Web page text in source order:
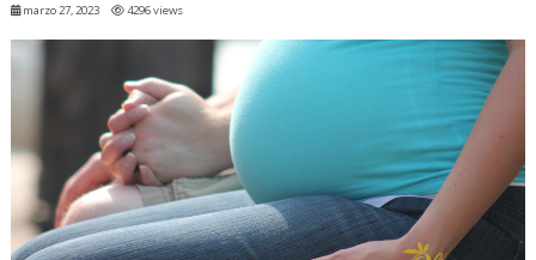
marzo 27, 2023 4296 views